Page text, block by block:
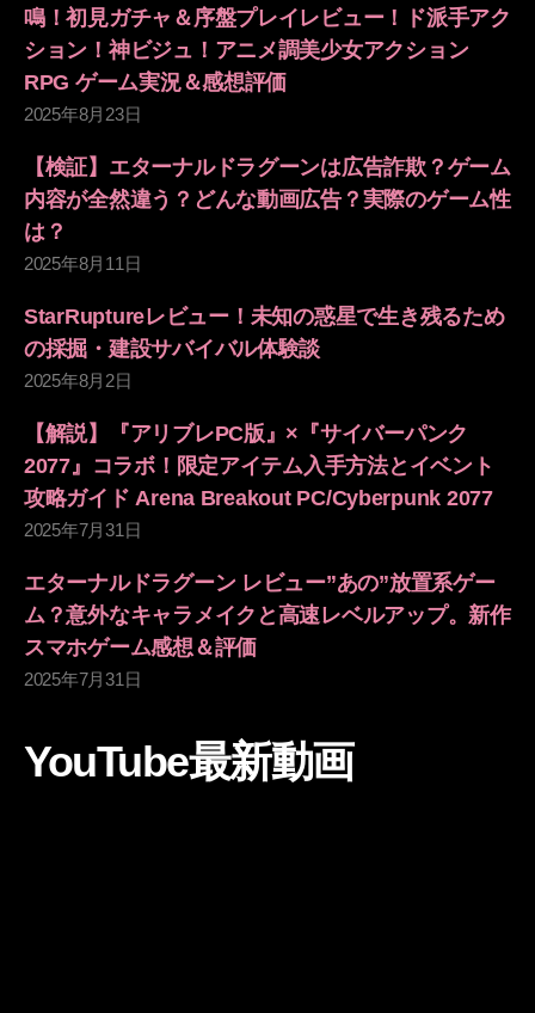
鳴！初見ガチャ＆序盤プレイレビュー！ド派手アク
ション！神ビジュ！アニメ調美少女アクション
RPG ゲーム実況＆感想評価
2025年8月23日
【検証】エターナルドラグーンは広告詐欺？ゲーム
内容が全然違う？どんな動画広告？実際のゲーム性
は？
2025年8月11日
StarRuptureレビュー！未知の惑星で生き残るため
の採掘・建設サバイバル体験談
2025年8月2日
【解説】『アリブレPC版』×『サイバーパンク
2077』コラボ！限定アイテム入手方法とイベント
攻略ガイド Arena Breakout PC/Cyberpunk 2077
2025年7月31日
エターナルドラグーン レビュー”あの”放置系ゲー
ム？意外なキャラメイクと高速レベルアップ。新作
スマホゲーム感想＆評価
2025年7月31日
YouTube最新動画